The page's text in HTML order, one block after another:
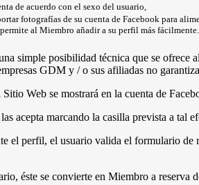
de acuerdo con el sexo del usuario,
fotografías de su cuenta de Facebook para
al Miembro añadir a su perfil más fácilmente.
simple posibilidad técnica que se
GDM y / o sus afiliadas no
Web se mostrará en la cuenta de
acepta marcando la casilla prevista a
el perfil, el usuario valida el formulario
éste se convierte en Miembro a reserva